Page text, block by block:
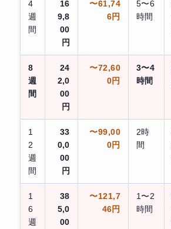
4
週
間
16
9,8
00
円
〜61,74
6円
5〜6
時間
8
週
間
24
2,0
00
円
〜72,60
0円
3〜4
時間
1
2
週
間
33
0,0
00
円
〜99,00
0円
2時
間
1
6
週
38
5,0
00
〜121,7
46円
1〜2
時間